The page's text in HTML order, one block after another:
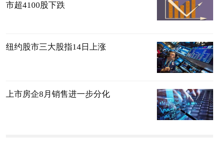
市超4100股下跌
纽约股市三大股指14日上涨
上市房企8月销售进一步分化